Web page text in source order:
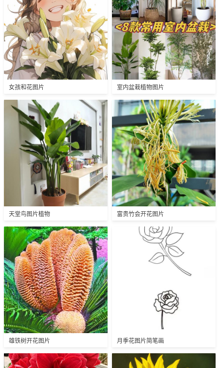
女孩和花图片 室内盆栽植物图片
天堂鸟图片植物 富贵竹会开花图片
雄铁树开花图片 月季花图片简笔画